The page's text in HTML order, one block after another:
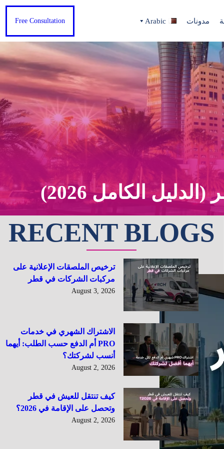
مدونات Arabic
Free Consultation
الكامل 2026)
RECENT BLOGS
ترخيص الملصقات الإعلانية على
مركبات الشركات في قطر
August 3, 2026
الاشتراك الشهري في خدمات
PRO أم الدفع حسب الطلب: أيهما
أنسب لشركتك؟
August 2, 2026
كيف تنتقل للعيش في قطر
وتحصل على الإقامة في 2026؟
August 2, 2026